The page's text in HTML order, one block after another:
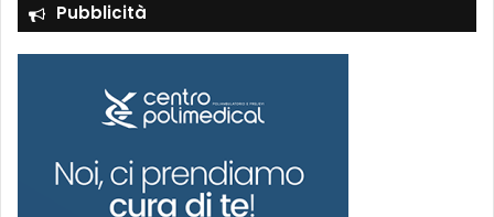
Pubblicità